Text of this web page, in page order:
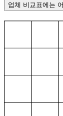
업체 비교표에는